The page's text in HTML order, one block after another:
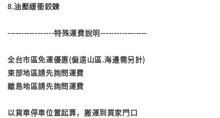
8.油壓緩衝鉸鍊
-----------------特殊運費說明-----------------
全台市區免運優惠(偏遠山區.海邊需另計)
東部地區請先詢問運費
離島地區請先詢問運費
以貨車停車位置起算，搬運到買家門口